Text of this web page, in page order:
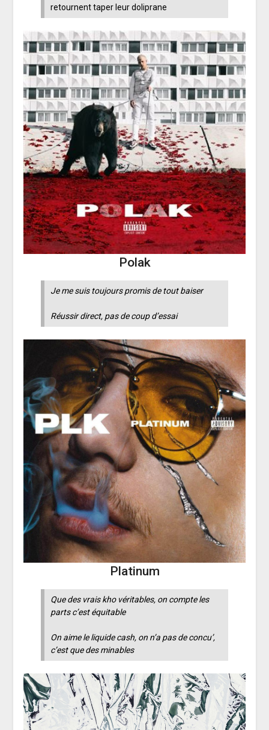
retournent taper leur doliprane
Polak
Je me suis toujours promis de tout baiser
Réussir direct, pas de coup d’essai
Platinum
Que des vrais kho véritables, on compte les
parts c’est équitable
On aime le liquide cash, on n’a pas de concu’,
c’est que des minables